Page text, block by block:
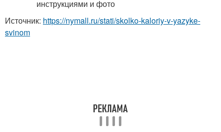
Источник: https://nymall.ru/stati/skolko-kaloriy-v-yazyke-
svinom